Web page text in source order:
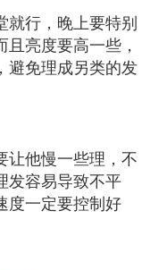
就行，晚上要特别
亮度要高一些，
避免理成另类的发
让他慢一些理，不
发容易导致不平
度一定要控制好